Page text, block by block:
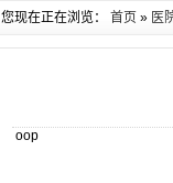
2026-07-28 揭
2026-07-20 揭
2026-07-28 揭
您现在正在浏览： 首页 » 医
oop